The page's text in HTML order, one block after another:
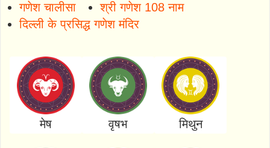
गणेश चालीसा
श्री गणेश 108 नाम
दिल्ली के प्रसिद्ध गणेश मंदिर
मेष वृषभ मिथुन